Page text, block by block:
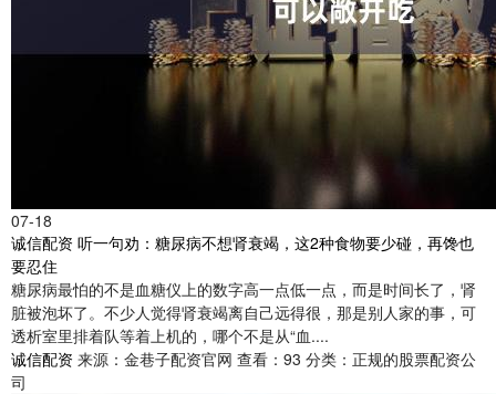
07-18
诚信配资 听一句劝：糖尿病不想肾衰竭，这2种食物要少碰，再馋也
要忍住
糖尿病最怕的不是血糖仪上的数字高一点低一点，而是时间长了，肾
脏被泡坏了。不少人觉得肾衰竭离自己远得很，那是别人家的事，可
透析室里排着队等着上机的，哪个不是从“血....
诚信配资 来源：金巷子配资官网 查看：93 分类：正规的股票配资公
司